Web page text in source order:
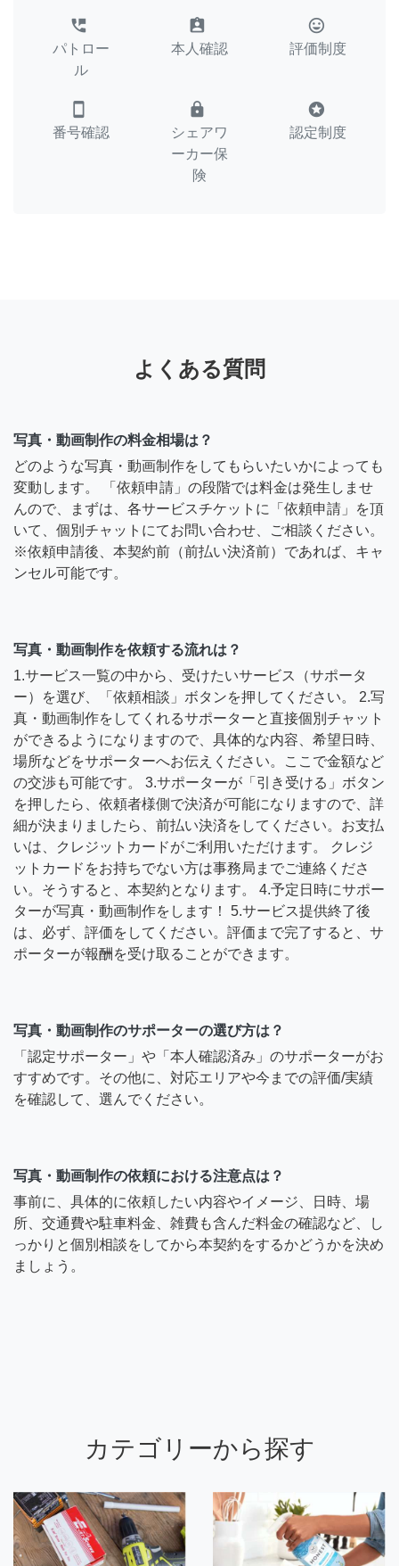
perm_phone_msg
パトロー
ル
assignment_ind
本人確認
tag_faces
評価制度
smartphone
番号確認
lock
シェアワ
ーカー保
険
stars
認定制度
よくある質問
写真・動画制作の料金相場は？
どのような写真・動画制作をしてもらいたいかによっても
変動します。 「依頼申請」の段階では料金は発生しませ
んので、まずは、各サービスチケットに「依頼申請」を頂
いて、個別チャットにてお問い合わせ、ご相談ください。
※依頼申請後、本契約前（前払い決済前）であれば、キャ
ンセル可能です。
写真・動画制作を依頼する流れは？
1.サービス一覧の中から、受けたいサービス（サポータ
ー）を選び、「依頼相談」ボタンを押してください。 2.写
真・動画制作をしてくれるサポーターと直接個別チャット
ができるようになりますので、具体的な内容、希望日時、
場所などをサポーターへお伝えください。ここで金額など
の交渉も可能です。 3.サポーターが「引き受ける」ボタン
を押したら、依頼者様側で決済が可能になりますので、詳
細が決まりましたら、前払い決済をしてください。お支払
いは、クレジットカードがご利用いただけます。 クレジ
ットカードをお持ちでない方は事務局までご連絡くださ
い。そうすると、本契約となります。 4.予定日時にサポー
ターが写真・動画制作をします！ 5.サービス提供終了後
は、必ず、評価をしてください。評価まで完了すると、サ
ポーターが報酬を受け取ることができます。
写真・動画制作のサポーターの選び方は？
「認定サポーター」や「本人確認済み」のサポーターがお
すすめです。その他に、対応エリアや今までの評価/実績
を確認して、選んでください。
写真・動画制作の依頼における注意点は？
事前に、具体的に依頼したい内容やイメージ、日時、場
所、交通費や駐車料金、雑費も含んだ料金の確認など、し
っかりと個別相談をしてから本契約をするかどうかを決め
ましょう。
カテゴリーから探す